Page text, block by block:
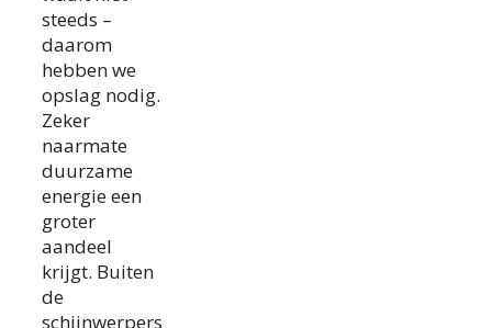
steeds –
daarom
hebben we
opslag nodig.
Zeker
naarmate
duurzame
energie een
groter
aandeel
krijgt. Buiten
de
schijnwerpers